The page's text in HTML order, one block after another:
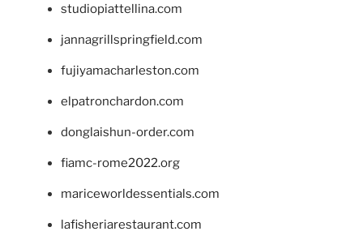
studiopiattellina.com
jannagrillspringfield.com
fujiyamacharleston.com
elpatronchardon.com
donglaishun-order.com
fiamc-rome2022.org
mariceworldessentials.com
lafisheriarestaurant.com